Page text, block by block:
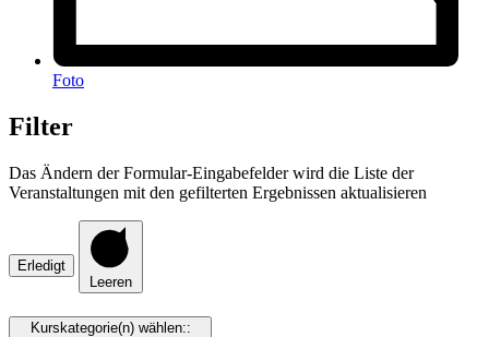
Foto
Filter
Das Ändern der Formular-Eingabefelder wird die Liste der
Veranstaltungen mit den gefilterten Ergebnissen aktualisieren
Erledigt
Leeren
Kurskategorie(n) wählen::